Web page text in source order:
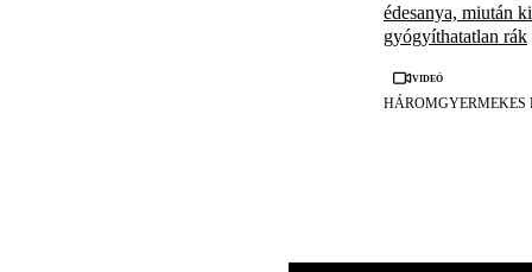
édesanya, miután
gyógyíthatatlan rák
Videó
HÁROMGYERMEKES